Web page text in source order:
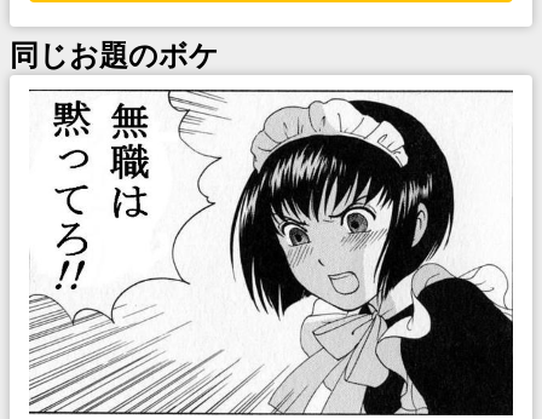
同じお題のボケ